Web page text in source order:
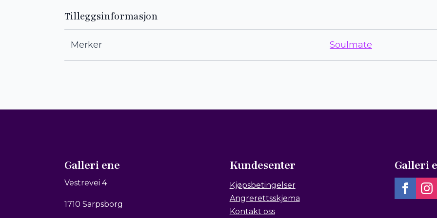
Tilleggsinformasjon
Merker Soulmate
Galleri ene
Vestrevei 4
1710 Sarpsborg
Kundesenter
Kjøpsbetingelser
Angrerettsskjema
Kontakt oss
Galleri